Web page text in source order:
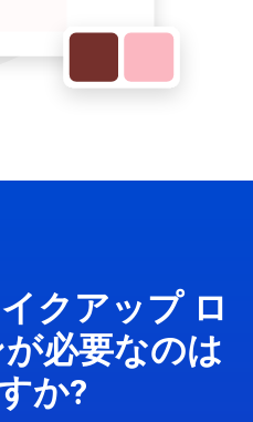
クアップ ロ
必要なのは
か?